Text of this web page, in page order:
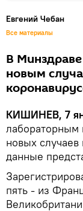
Евгений Чебан
Все материалы
В
новым
КИШИНЕВ, 7
лабораторным
новых случаев
данные
пять - из